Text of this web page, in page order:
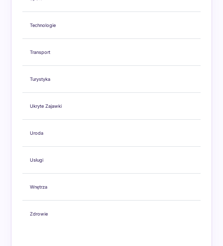
Technologie
Transport
Turystyka
Ukryte Zajawki
Uroda
Usługi
Wnętrza
Zdrowie